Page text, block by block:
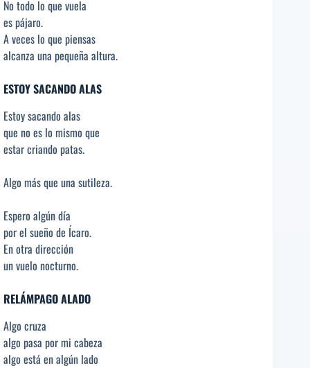
No todo lo que vuela
es pájaro.
A veces lo que piensas
alcanza una pequeña altura.
ESTOY SACANDO ALAS
Estoy sacando alas
que no es lo mismo que
estar criando patas.
Algo más que una sutileza.
Espero algún día
por el sueño de Ícaro.
En otra dirección
un vuelo nocturno.
RELÁMPAGO ALADO
Algo cruza
algo pasa por mi cabeza
algo está en algún lado